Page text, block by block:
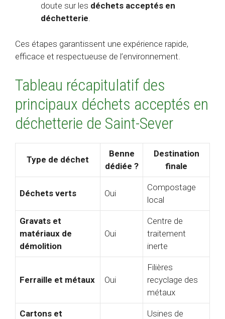
doute sur les déchets acceptés en
déchetterie.
Ces étapes garantissent une expérience rapide,
efficace et respectueuse de l’environnement.
Tableau récapitulatif des
principaux déchets acceptés en
déchetterie de Saint-Sever
Type de déchet
Benne
dédiée ?
Destination
finale
Déchets verts Oui
Compostage
local
Gravats et
matériaux de
démolition
Oui
Centre de
traitement
inerte
Ferraille et métaux Oui
Filières
recyclage des
métaux
Cartons et Usines de